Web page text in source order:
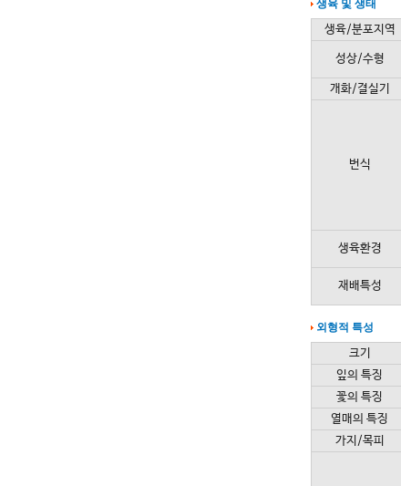
생육 및 생태
생육/분포지역
성상/수형
개화/결실기
번식
생육환경
재배특성
외형적 특성
크기
잎의 특징
꽃의 특징
열매의 특징
가지/목피